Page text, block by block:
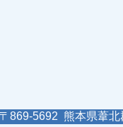
869-5692 熊本県葦